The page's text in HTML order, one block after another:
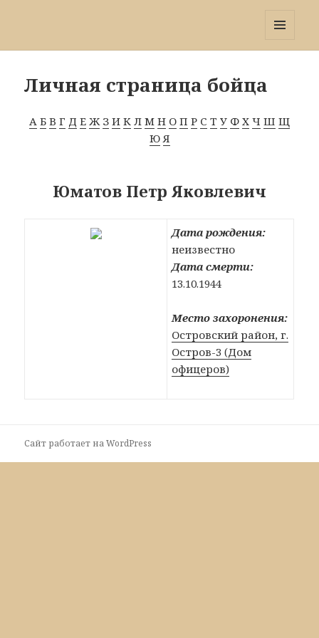
Личная страница бойца
А Б В Г Д Е Ж З И К Л М Н О П Р С Т У Ф Х Ч Ш Щ
Ю Я
Юматов Петр Яковлевич
Дата рождения:
неизвестно
Дата смерти:
13.10.1944
Место захоронения:
Островский район, г.
Остров-3 (Дом
офицеров)
Сайт работает на WordPress